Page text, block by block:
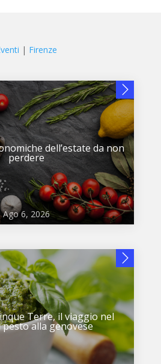
| Firenze
dell’estate da non
perdere
Ago 6, 2026
Terre, il viaggio nel
pesto alla genovese